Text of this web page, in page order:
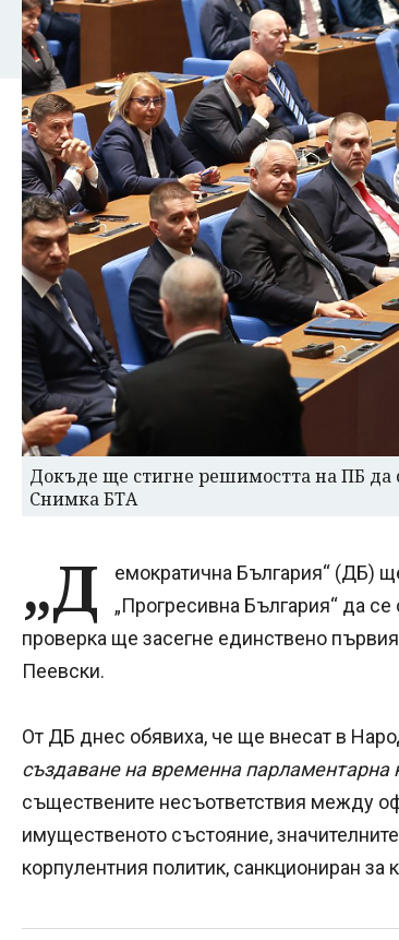
Докъде ще стигне решимостта на ПБ да
Снимка БТА
„Д
емократична България“ (ДБ)
„Прогресивна България“ да
проверка ще засегне единствено
Пеевски.
От ДБ днес обявиха, че ще внесат в
създаване на временна парламентарна
съществените несъответствия между
имущественото състояние,
корпулентния политик, санкциониран